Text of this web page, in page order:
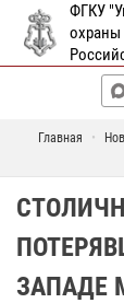
ФГКУ
охраны
Главная
ЗАПАДЕ